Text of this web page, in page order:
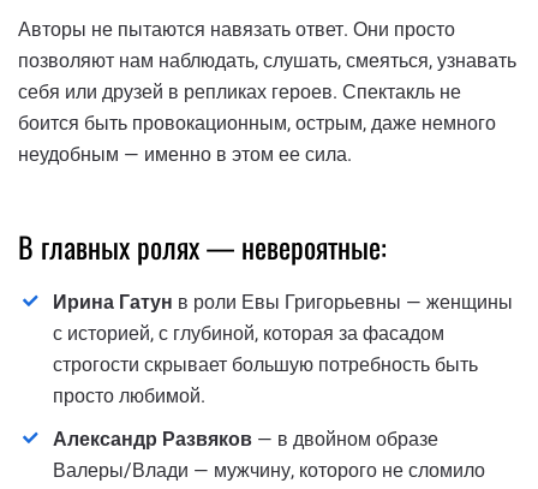
Авторы не пытаются навязать ответ. Они просто
позволяют нам наблюдать, слушать, смеяться, узнавать
себя или друзей в репликах героев. Спектакль не
боится быть провокационным, острым, даже немного
неудобным — именно в этом ее сила.
В главных ролях — невероятные:
Ирина Гатун в роли Евы Григорьевны — женщины
с историей, с глубиной, которая за фасадом
строгости скрывает большую потребность быть
просто любимой.
Александр Развяков — в двойном образе
Валеры/Влади — мужчину, которого не сломило